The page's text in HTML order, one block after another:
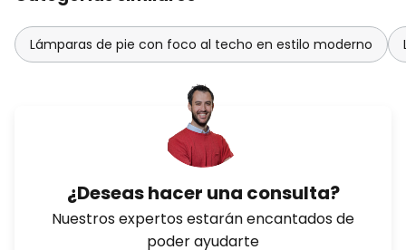
Lámparas de pie con foco al techo en estilo moderno
¿Deseas hacer una consulta?
Nuestros expertos estarán encantados de
poder ayudarte